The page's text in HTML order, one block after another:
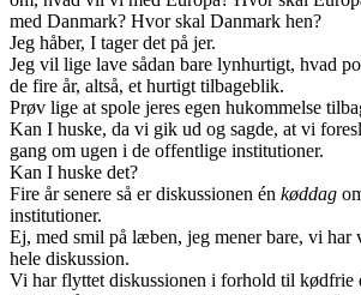
med Danmark? Hvor skal Danmark hen?
Jeg håber, I tager det på jer.
Jeg vil lige lave sådan bare lynhurtigt, hvad
de fire år, altså, et hurtigt tilbageblik.
Prøv lige at spole jeres egen hukommelse
Kan I huske, da vi gik ud og sagde, at vi
gang om ugen i de offentlige institutioner.
Kan I huske det?
Fire år senere så er diskussionen én køddag
institutioner.
Ej, med smil på læben, jeg mener bare, vi
hele diskussion.
Vi har flyttet diskussionen i forhold til kødfrie